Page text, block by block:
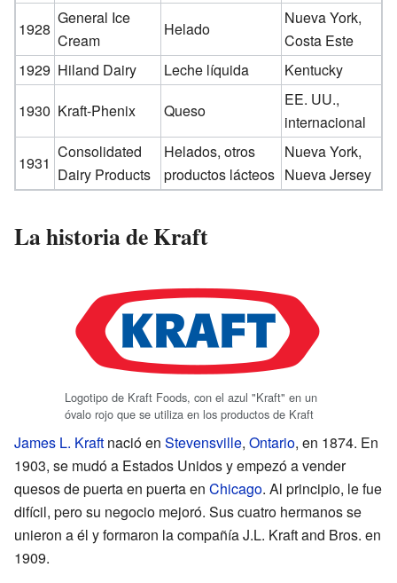
1928
General Ice
Cream
Helado
Nueva York,
Costa Este
1929 Hiland Dairy Leche líquida
Kentucky
1930 Kraft-Phenix Queso
EE. UU.,
internacional
1931
Consolidated
Dairy Products
Helados, otros
productos lácteos
Nueva York,
Nueva Jersey
La historia de Kraft
Logotipo de Kraft Foods, con el azul "Kraft" en un
óvalo rojo que se utiliza en los productos de Kraft
James L. Kraft nació en Stevensville, Ontario, en 1874. En
1903, se mudó a Estados Unidos y empezó a vender
quesos de puerta en puerta en Chicago. Al principio, le fue
difícil, pero su negocio mejoró. Sus cuatro hermanos se
unieron a él y formaron la compañía J.L. Kraft and Bros. en
1909.